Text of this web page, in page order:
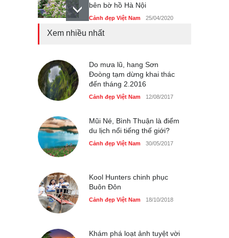
bên bờ hồ Hà Nội
Cảnh đẹp Việt Nam 25/04/2020
Cảnh đẹp Việt Nam 24/04/2020
Những món ăn đồng quê
dân dã ở Sài Gòn
Xem nhiều nhất
Do mưa lũ, hang Sơn
Đoòng tạm dừng khai thác
đến tháng 2.2016
Cảnh đẹp Việt Nam 12/08/2017
Mũi Né, Bình Thuận là điểm
du lịch nổi tiếng thế giới?
Cảnh đẹp Việt Nam 30/05/2017
Kool Hunters chinh phục
Buôn Đôn
Cảnh đẹp Việt Nam 18/10/2018
Khám phá loạt ảnh tuyệt vời